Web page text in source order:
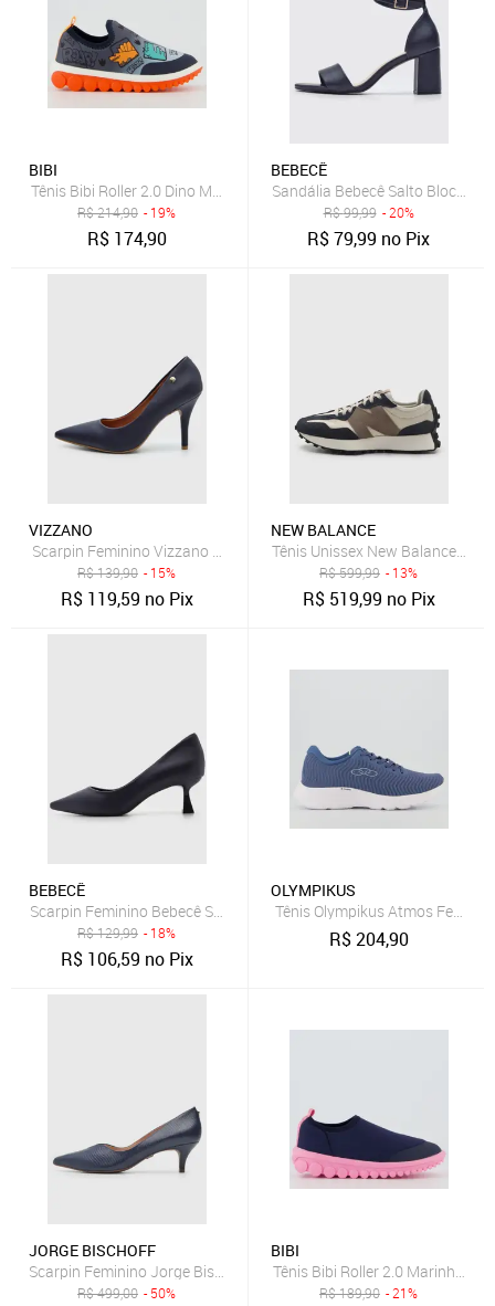
BIBI
Tênis Bibi Roller 2.0 Dino Marinho
R$214,90 - 19%
R$ 174,90
BEBECÊ
Sandália Bebecê Salto Bloco
R$99,99 - 20%
R$79,99 no Pix
VIZZANO
Scarpin Feminino Vizzano Salto Fino Azul Marinho
R$139,90 - 15%
R$ 119,59 no Pix
NEW BALANCE
Tênis Unissex New Balance
R$599,99 - 13%
R$ 519,99 no Pix
BEBECÊ
Scarpin Feminino Bebecê Salto Médio Bico Fino Azul Marinho
R$129,99 - 18%
R$ 106,59 no Pix
OLYMPIKUS
Tênis Olympikus Atmos
R$204,90
JORGE BISCHOFF
Scarpin Feminino Jorge Bischoff Texturizado Azul Marinho
R$499,00 - 50%
BIBI
Tênis Bibi Roller 2.0 Marinho e
R$189,90 - 21%